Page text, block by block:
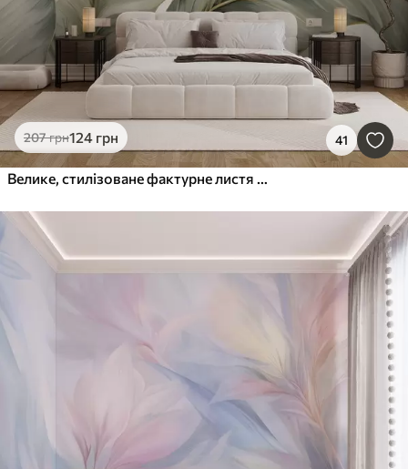
207грн124 грн 41
Велике, стилізоване фактурне листя з деталізованими прожилками у різних відтінках зеленого, кремового та бежевого